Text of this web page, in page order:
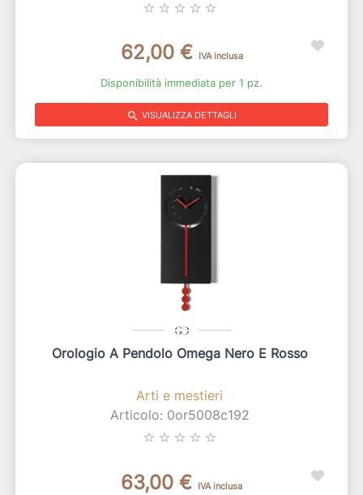
star_border star_border star_border star_border star_border
62,00 € IVA inclusa
Disponibilità immediata per 1 pz.
search VISUALIZZA DETTAGLI
Orologio A Pendolo Omega Nero E Rosso
Arti e mestieri
Articolo: 0or5008c192
star_border star_border star_border star_border star_border
63,00 € IVA inclusa